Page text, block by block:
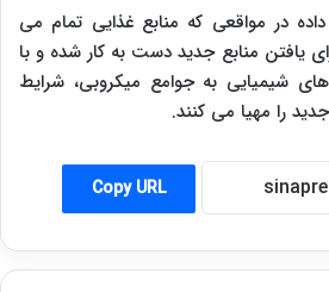
در مواقعی که منابع غذایی تمام می
یافتن منابع جدید دست به کار شده و با
شیمیایی به جوامع میکروبی، شرایط
را مهیا می کنند.
Copy URL